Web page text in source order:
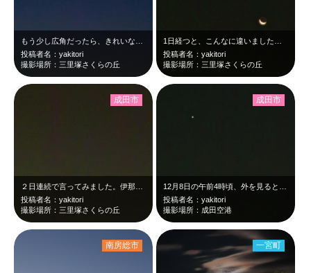
投稿者名：yakitori
撮影場所：三里塚さくらの丘
投稿者名：yakitori
撮影場所：三里塚さくらの丘
２日連続で言ってみました。伊那路時間頃に行ったんですが、月はだいぶ低くなってい…
投稿者名：yakitori
撮影場所：三里塚さくらの丘
成田市
投稿者名：yakitori
撮影場所：成田空港
成田市
南房総市 一宮町